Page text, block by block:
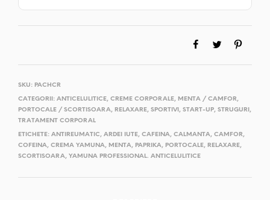
SKU: PACHCR
CATEGORII: ANTICELULITICE, CREME CORPORALE, MENTA / CAMFOR,
PORTOCALE / SCORTISOARA, RELAXARE, SPORTIVI , START-UP, STRUGURI ,
TRATAMENT CORPORAL
ETICHETE: ANTIREUMATIC, ARDEI IUTE, CAFEINA, CALMANTA, CAMFOR,
COFEINA, CREMA YAMUNA, MENTA, PAPRIKA, PORTOCALE, RELAXARE,
SCORTISOARA, YAMUNA PROFESSIONAL. ANTICELULITICE